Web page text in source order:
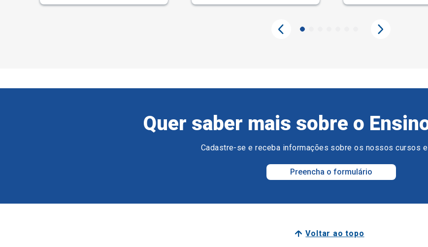
Quer saber mais sobre o
Cadastre-se e receba informações sobre os nossos cursos
Preencha o formulário
Voltar ao topo